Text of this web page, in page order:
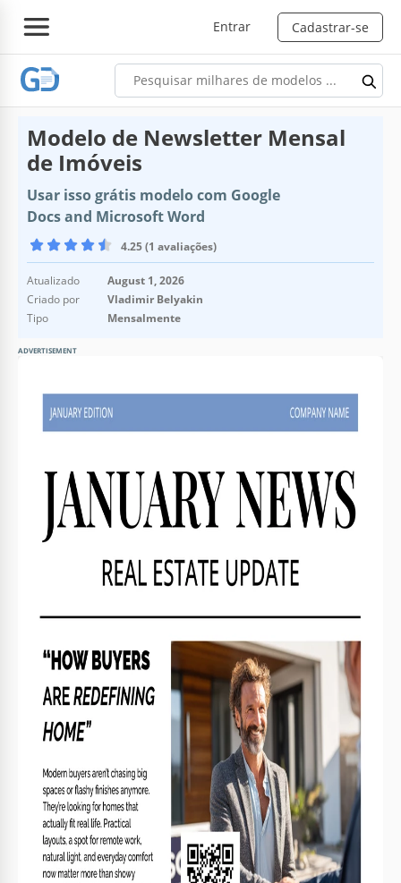
Entrar Cadastrar-se
Modelo de Newsletter Mensal
de Imóveis
Usar isso grátis modelo com Google
Docs and Microsoft Word
4.25 (1 avaliações)
Atualizado
August 1, 2026
Criado por
Vladimir Belyakin
Tipo
Mensalmente
ADVERTISEMENT